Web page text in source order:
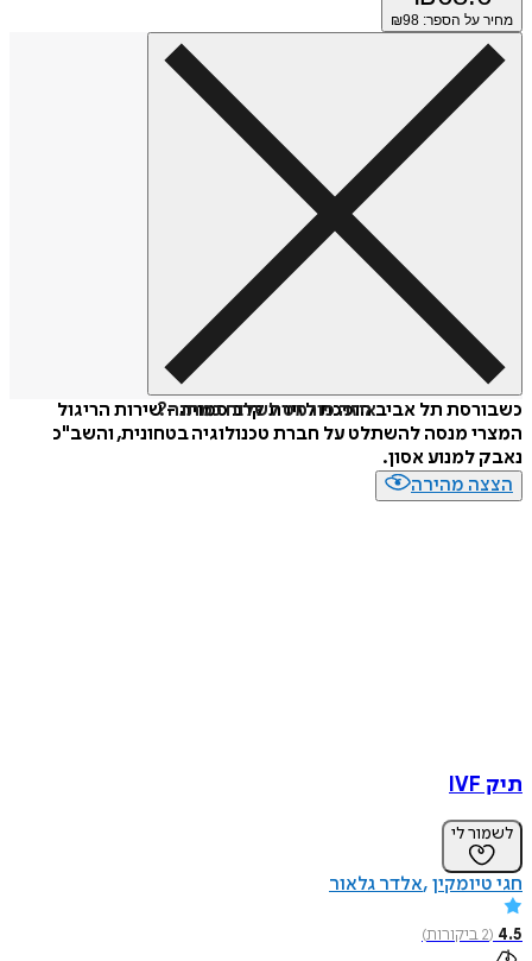
מחיר על הספר: ₪ 98
איזה פורמט לשלוח כמתנה?
כשבורסת תל אביב הופכת לזירת קרב סמויה - שירות הריגול
המצרי מנסה להשתלט על חברת טכנולוגיה בטחונית, והשב"כ
נאבק למנוע אסון.
הצצה מהירה
תיק IVF
לשמור לי
חגי טיומקין אלדר גלאור
4.5
(
2ביקורות)